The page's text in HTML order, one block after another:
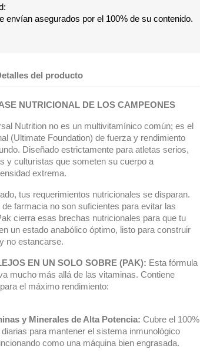
envían asegurados por el 100% de su contenido.
del producto
NUTRICIONAL DE LOS CAMPEONES
Nutrition no es un multivitamínico común; es el
(Ultimate Foundation) de fuerza y rendimiento
Diseñado estrictamente para atletas serios,
y culturistas que someten su cuerpo a
extrema.
tus requerimientos nutricionales se disparan.
farmacia no son suficientes para evitar las
cierra esas brechas nutricionales para que tu
un estado anabólico óptimo, listo para construir
no estancarse.
EN UN SOLO SOBRE (PAK): Esta fórmula
mucho más allá de las vitaminas. Contiene
el máximo rendimiento:
y Minerales de Alta Potencia: Cubre el 100%
para mantener el sistema inmunológico
como una máquina bien engrasada.